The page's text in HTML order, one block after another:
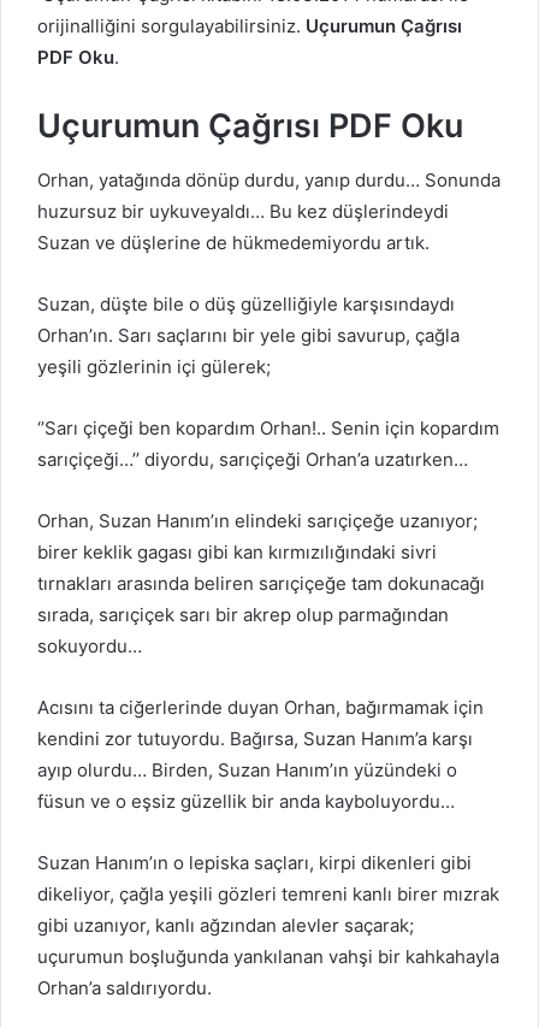
orijinalliğini sorgulayabilirsiniz. Uçurumun Çağrısı
PDF Oku.
Uçurumun Çağrısı PDF Oku
Orhan, yatağında dönüp durdu, yanıp durdu… Sonunda
huzursuz bir uykuveyaldı… Bu kez düşlerindeydi
Suzan ve düşlerine de hükmedemiyordu artık.
Suzan, düşte bile o düş güzelliğiyle karşısındaydı
Orhan’ın. Sarı saçlarını bir yele gibi savurup, çağla
yeşili gözlerinin içi gülerek;
‘’Sarı çiçeği ben kopardım Orhan!.. Senin için kopardım
sarıçiçeği…’’ diyordu, sarıçiçeği Orhan’a uzatırken…
Orhan, Suzan Hanım’ın elindeki sarıçiçeğe uzanıyor;
birer keklik gagası gibi kan kırmızılığındaki sivri
tırnakları arasında beliren sarıçiçeğe tam dokunacağı
sırada, sarıçiçek sarı bir akrep olup parmağından
sokuyordu…
Acısını ta ciğerlerinde duyan Orhan, bağırmamak için
kendini zor tutuyordu. Bağırsa, Suzan Hanım’a karşı
ayıp olurdu… Birden, Suzan Hanım’ın yüzündeki o
füsun ve o eşsiz güzellik bir anda kayboluyordu…
Suzan Hanım’ın o lepiska saçları, kirpi dikenleri gibi
dikeliyor, çağla yeşili gözleri temreni kanlı birer mızrak
gibi uzanıyor, kanlı ağzından alevler saçarak;
uçurumun boşluğunda yankılanan vahşi bir kahkahayla
Orhan’a saldırıyordu.